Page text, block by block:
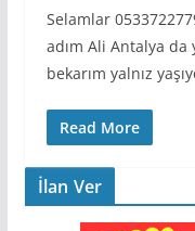
Selamlar
adım Ali Antalya da
bekarım yalnız
Read More
İlan Ver